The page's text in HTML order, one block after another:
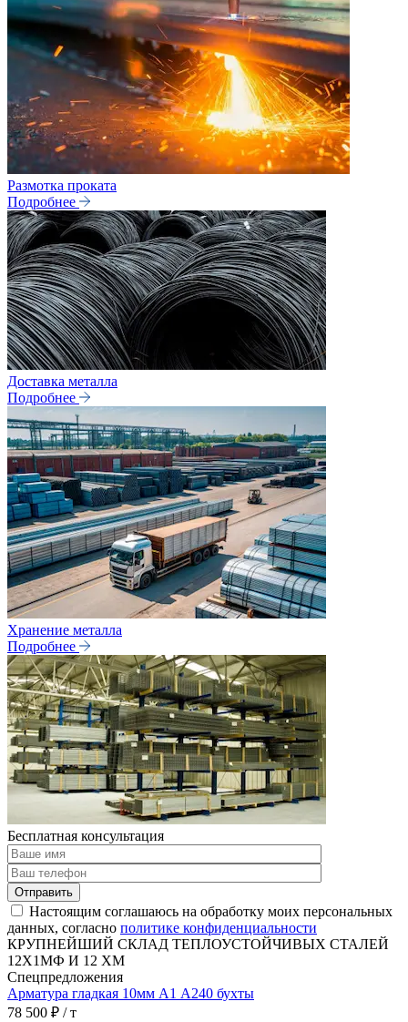
Размотка проката
Подробнее
Доставка металла
Подробнее
Хранение металла
Подробнее
Бесплатная консультация
Отправить
Настоящим соглашаюсь на обработку моих персональных
данных, согласно политике конфиденциальности
КРУПНЕЙШИЙ СКЛАД ТЕПЛОУСТОЙЧИВЫХ СТАЛЕЙ
12Х1МФ И 12 ХМ
Спецпредложения
Арматура гладкая 10мм А1 А240 бухты
78 500 ₽ / т